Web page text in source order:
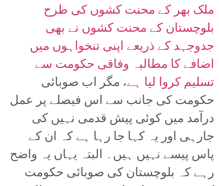
ملک بھر کے محنت کشوں کی طرح
بلوچستان کے محنت کشوں نے بھی
جدوجہد کے ذریعے اپنی تنخواہوں میں
اضافے کا مطالبہ وفاقی حکومت سے
تسلیم کروا لیا ہے، مگر اب صوبائی
حکومت کی جانب سے اس فیصلے پر عمل
درآمد میں کوئی پیش قدمی نہیں کی
جارہی اور یہ کہا جا رہا ہے کہ ان کے
پاس پیسے نہیں ہیں۔ البتہ یہاں یہ واضح
رہے کہ بلوچستان کی صوبائی حکومت